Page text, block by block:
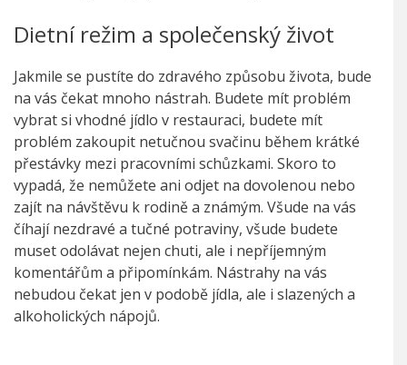
Dietní režim a společenský život
Jakmile se pustíte do zdravého způsobu života, bude
na vás čekat mnoho nástrah. Budete mít problém
vybrat si vhodné jídlo v restauraci, budete mít
problém zakoupit netučnou svačinu během krátké
přestávky mezi pracovními schůzkami. Skoro to
vypadá, že nemůžete ani odjet na dovolenou nebo
zajít na návštěvu k rodině a známým. Všude na vás
číhají nezdravé a tučné potraviny, všude budete
muset odolávat nejen chuti, ale i nepříjemným
komentářům a připomínkám. Nástrahy na vás
nebudou čekat jen v podobě jídla, ale i slazených a
alkoholických nápojů.